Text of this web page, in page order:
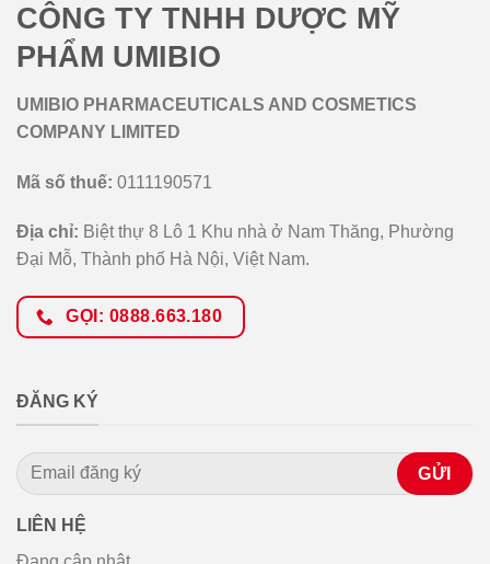
CÔNG TY TNHH DƯỢC MỸ
PHẨM UMIBIO
UMIBIO PHARMACEUTICALS AND COSMETICS
COMPANY LIMITED
Mã số thuế: 0111190571
Địa chỉ: Biệt thự 8 Lô 1 Khu nhà ở Nam Thăng, Phường
Đại Mỗ, Thành phố Hà Nội, Việt Nam.
GỌI: 0888.663.180
ĐĂNG KÝ
LIÊN HỆ